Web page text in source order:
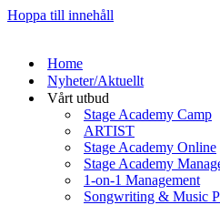
Hoppa till innehåll
Home
Nyheter/Aktuellt
Vårt utbud
Stage Academy Camp
ARTIST
Stage Academy Online
Stage Academy
1-on-1 Management
Songwriting & Music